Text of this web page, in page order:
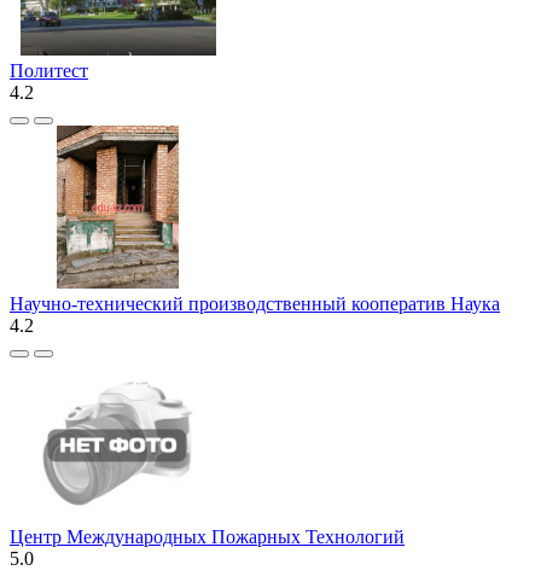
Политест
4.2
Научно-технический производственный кооператив Наука
4.2
Центр Международных Пожарных Технологий
5.0